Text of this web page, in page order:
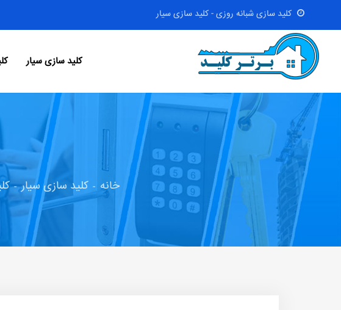
کلید سازی شبانه روزی - کلید سازی سیار
کلید سازی سیار
خانه کلید سازی سیار